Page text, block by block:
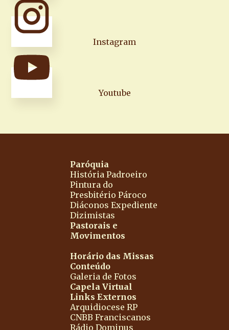
Instagram
Youtube
Paróquia
História Padroeiro
Pintura do
Presbitério Pároco
Diáconos Expediente
Dizimistas
Pastorais e
Movimentos
Horário das Missas
Conteúdo
Galeria de Fotos
Capela Virtual
Links Externos
Arquidiocese RP
CNBB Franciscanos
Rádio Dominus